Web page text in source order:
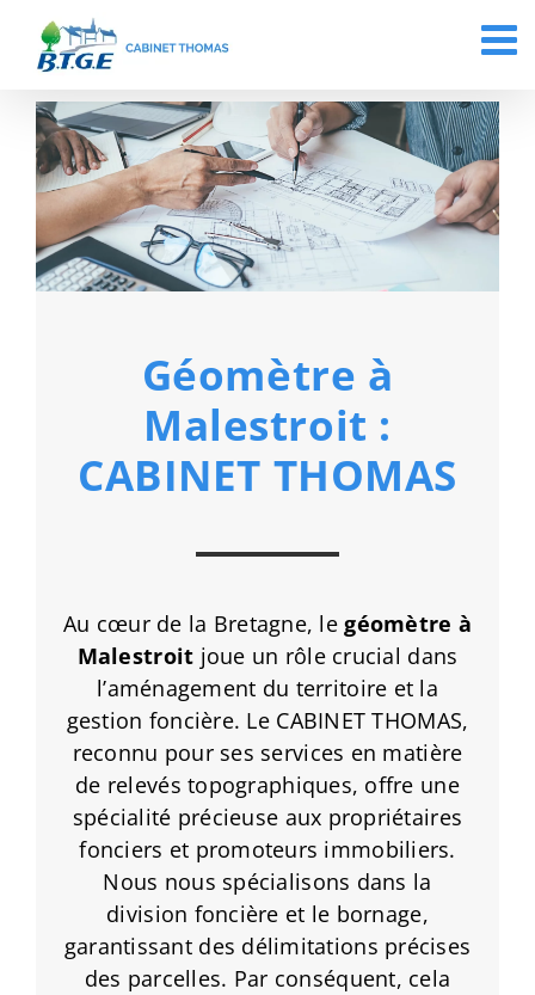
Passer
contenu
Géomètre à
Malestroit :
CABINET THOMAS
Au cœur de la Bretagne, legéomètre à
Malestroit joue un rôle crucial dans
l’aménagement du territoire et la
gestion foncière. Le CABINET THOMAS,
reconnu pour ses services en matière
de relevés topographiques, offre une
spécialité précieuse aux propriétaires
fonciers et promoteurs immobiliers.
Nous nous spécialisons dans la
division foncière et le bornage,
garantissant des délimitations précises
des parcelles. Par conséquent, cela